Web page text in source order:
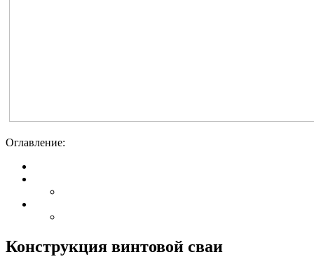
Оглавление:
Конструкция винтовой сваи